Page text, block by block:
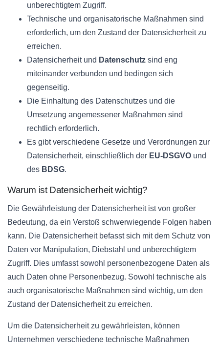
unberechtigtem Zugriff.
Technische und organisatorische Maßnahmen sind
erforderlich, um den Zustand der Datensicherheit zu
erreichen.
Datensicherheit und Datenschutz sind eng
miteinander verbunden und bedingen sich
gegenseitig.
Die Einhaltung des Datenschutzes und die
Umsetzung angemessener Maßnahmen sind
rechtlich erforderlich.
Es gibt verschiedene Gesetze und Verordnungen zur
Datensicherheit, einschließlich der EU-DSGVO und
des BDSG.
Warum ist Datensicherheit wichtig?
Die Gewährleistung der Datensicherheit ist von großer
Bedeutung, da ein Verstoß schwerwiegende Folgen haben
kann. Die Datensicherheit befasst sich mit dem Schutz von
Daten vor Manipulation, Diebstahl und unberechtigtem
Zugriff. Dies umfasst sowohl personenbezogene Daten als
auch Daten ohne Personenbezug. Sowohl technische als
auch organisatorische Maßnahmen sind wichtig, um den
Zustand der Datensicherheit zu erreichen.
Um die Datensicherheit zu gewährleisten, können
Unternehmen verschiedene technische Maßnahmen